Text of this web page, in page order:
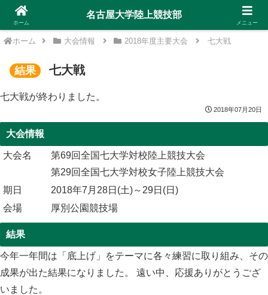
ホーム 大会情報 2018年度主要大会 七大戦
結果 七大戦
七大戦が終わりました。
2018年07月20日
大会情報
大会名
第69回全国七大学対校陸上競技大会
第29回全国七大学対校女子陸上競技大会
期日
2018年7月28日(土)～29日(日)
会場
厚別公園競技場
結果
今年一年間は「底上げ」をテーマに各々練習に取り組み、その
成果が出た結果になりました。 遠い中、応援ありがとうござ
いました。
ホーム
名古屋大学陸上競技部
メニュー